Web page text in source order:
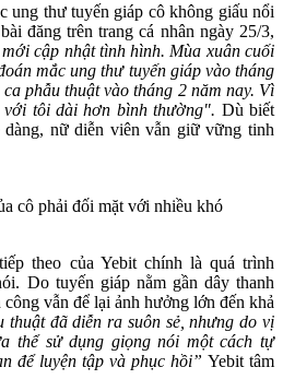
ung thư tuyến giáp cô không giấu nổi
đăng trên trang cá nhân ngày 25/3,
cập nhật tình hình. Mùa xuân cuối
mắc ung thư tuyến giáp vào tháng
phẫu thuật vào tháng 2 năm nay. Vì
với tôi dài hơn bình thường". Dù biết
nữ diễn viên vẫn giữ vững tinh
cô phải đối mặt với nhiều khó
theo của Yebit chính là quá trình
Do tuyến giáp nằm gần dây thanh
vẫn để lại ảnh hưởng lớn đến khả
thuật đã diễn ra suôn sẻ, nhưng do vị
thể sử dụng giọng nói một cách tự
để luyện tập và phục hồi” Yebit tâm